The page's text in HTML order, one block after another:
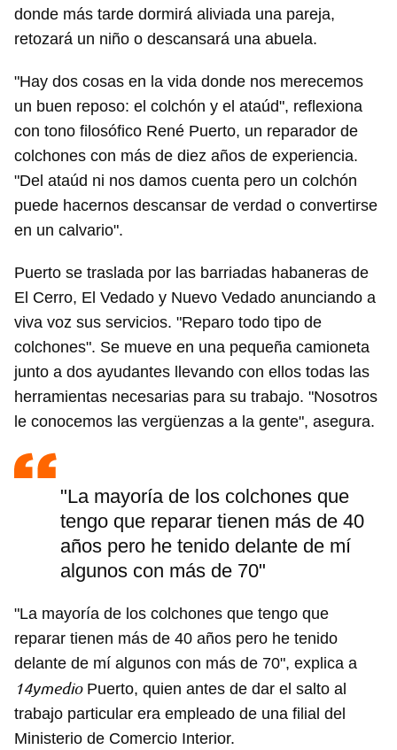
donde más tarde dormirá aliviada una pareja,
retozará un niño o descansará una abuela.
"Hay dos cosas en la vida donde nos merecemos
un buen reposo: el colchón y el ataúd", reflexiona
con tono filosófico René Puerto, un reparador de
colchones con más de diez años de experiencia.
"Del ataúd ni nos damos cuenta pero un colchón
puede hacernos descansar de verdad o convertirse
en un calvario".
Puerto se traslada por las barriadas habaneras de
El Cerro, El Vedado y Nuevo Vedado anunciando a
viva voz sus servicios. "Reparo todo tipo de
colchones". Se mueve en una pequeña camioneta
junto a dos ayudantes llevando con ellos todas las
herramientas necesarias para su trabajo. "Nosotros
le conocemos las vergüenzas a la gente", asegura.
"La mayoría de los colchones que
tengo que reparar tienen más de 40
años pero he tenido delante de mí
algunos con más de 70"
"La mayoría de los colchones que tengo que
reparar tienen más de 40 años pero he tenido
delante de mí algunos con más de 70", explica a
14ymedioPuerto, quien antes de dar el salto al
trabajo particular era empleado de una filial del
Ministerio de Comercio Interior.